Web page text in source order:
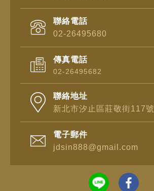
聯絡電話
02-26495680
傳真電話
02-26495682
聯絡地址
新北市汐止區莊敬街117號
電子郵件
jdsin888@gmail.com